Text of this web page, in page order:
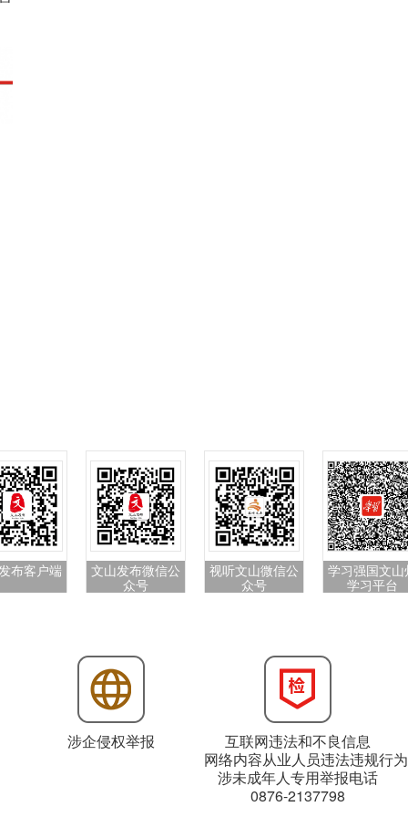
布客户端
文山发布微信公
众号
视听文山微信公
众号
学习强国文山
学习平台
涉企侵权举报
互联网违法和不良信息
网络内容从业人员违法违规行为
涉未成年人专用举报电话
0876-2137798